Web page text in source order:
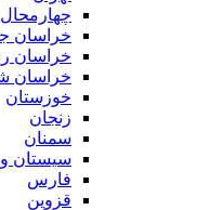
خراسان
خراسان
خراسان
خوزستان
زنجان
سمنان
سیستان
فارس
قزوین